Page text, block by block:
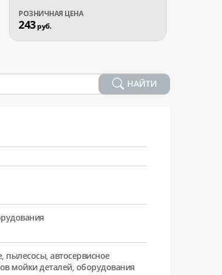
243руб.
НАЙТИ
пылесосы, автосервисное
мойки деталей, оборудования